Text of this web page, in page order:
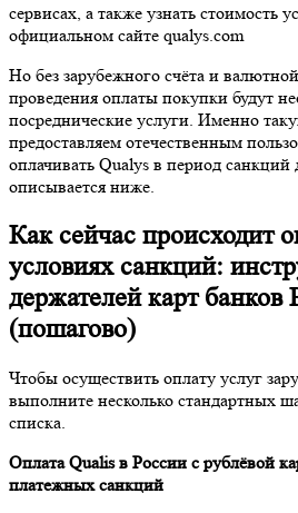
сервисах, а также узнать стоимость
официальном сайте qualys.com
Но без зарубежного счёта и
проведения оплаты покупки будут
посреднические услуги. Именно
предоставляем отечественным
оплачивать Qualys в период
описывается ниже.
Как сейчас происходит
условиях санкций:
держателей карт банков
(пошагово)
Чтобы осуществить оплату услуг
выполните несколько стандартных
списка.
Оплата Qualis в России с рублёвой
платежных санкций